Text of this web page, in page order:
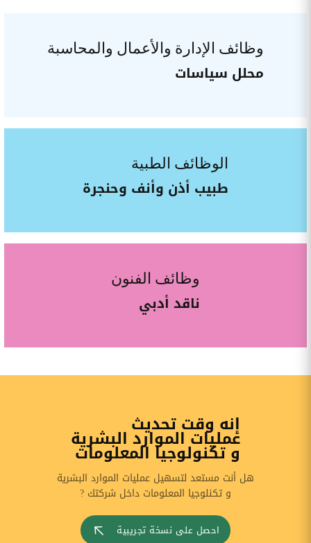
وظائف الإدارة والأعمال والمحاسبة
محلل سياسات
الوظائف الطبية
طبيب أذن وأنف وحنجرة
وظائف الفنون
ناقد أدبي
إنه وقت تحديث
عمليات الموارد البشرية
و تكنولوجيا المعلومات
هل أنت مستعد لتسهيل عمليات الموارد البشرية
و تكنلوجيا المعلومات داخل شركتك ?
احصل على نسخة تجريبية